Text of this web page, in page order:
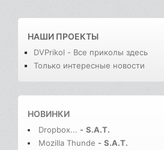
НАШИ ПРОЕКТЫ
DVPrikol - Все приколы здесь
Только интересные новости
НОВИНКИ
Dropbox... - S.A.T.
Mozilla Thunde - S.A.T.